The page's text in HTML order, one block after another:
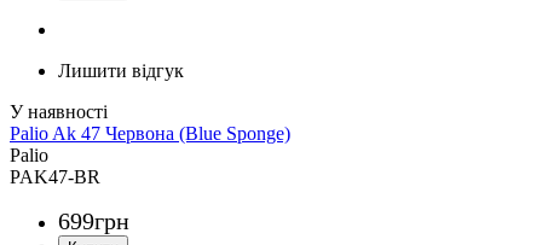
Лишити відгук
Palio Ak 47 Червона (Blue Sponge)
Palio
PAK47-BR
699грн